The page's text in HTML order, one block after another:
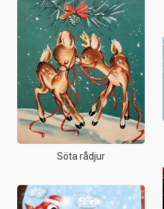
Söta rådjur